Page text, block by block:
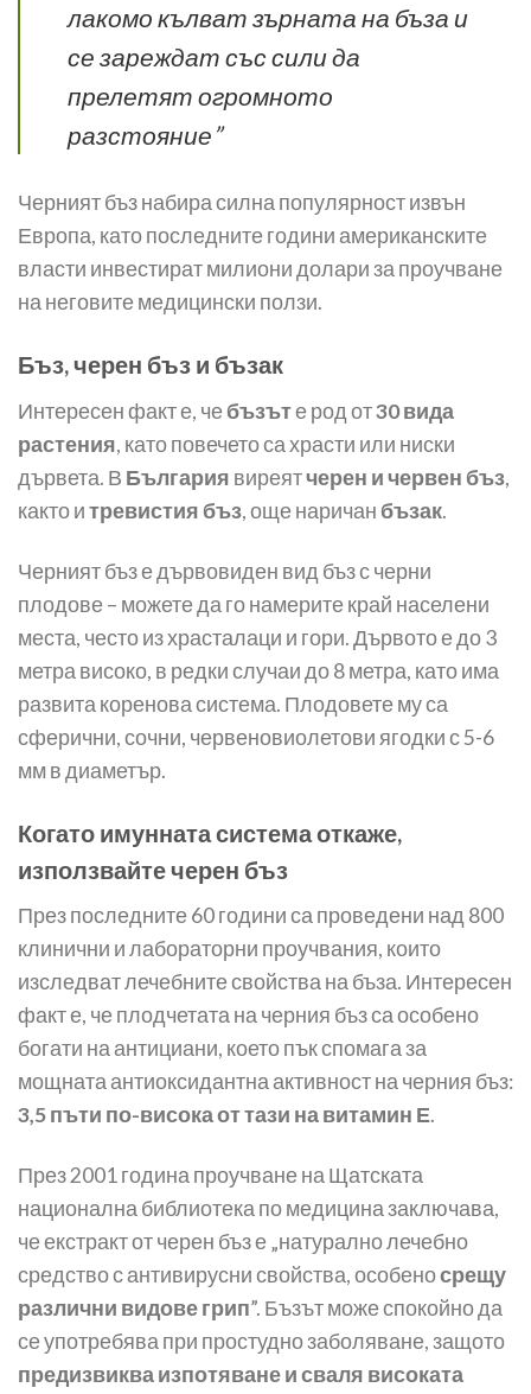
лакомо кълват зърната на бъза и
се зареждат със сили да
прелетят огромното
разстояние”
Черният бъз набира силна популярност извън
Европа, като последните години американските
власти инвестират милиони долари за проучване
на неговите медицински ползи.
Бъз, черен бъз и бъзак
Интересен факт е, чебъзъте род от30 вида
растения, като повечето са храсти или ниски
дървета. В България виреятчерен и червен бъз,
както итревистия бъз, още наричан бъзак.
Черният бъз е дървовиден вид бъз с черни
плодове – можете да го намерите край населени
места, често из храсталаци и гори. Дървото е до 3
метра високо, в редки случаи до 8 метра, като има
развита коренова система. Плодовете му са
сферични, сочни, червеновиолетови ягодки с 5-6
мм в диаметър.
Когато имунната система откаже,
използвайте черен бъз
През последните 60 години са проведени над 800
клинични и лабораторни проучвания, които
изследват лечебните свойства на бъза. Интересен
факт е, че плодчетата на черния бъз са особено
богати на антициани, което пък спомага за
мощната антиоксидантна активност на черния бъз:
3,5 пъти по-висока от тази на витамин Е.
През 2001 година проучване на Щатската
национална библиотека по медицина заключава,
че екстракт от черен бъз е „натурално лечебно
средство с антивирусни свойства, особеносрещу
различни видове грип”. Бъзът може спокойно да
се употребява при простудно заболяване, защото
предизвиква изпотяване и сваля високата